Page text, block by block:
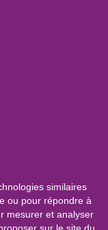
similaires
ou pour répondre à
mesurer et analyser